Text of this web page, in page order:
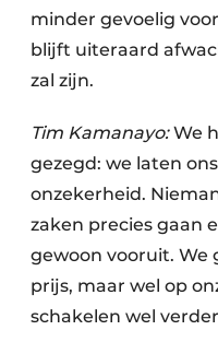
minder gevoelig
blijft uiteraard
zal zijn.
Tim Kamanayo:We
gezegd: we laten
onzekerheid.
zaken precies gaan
gewoon vooruit. We
prijs, maar wel op
schakelen wel